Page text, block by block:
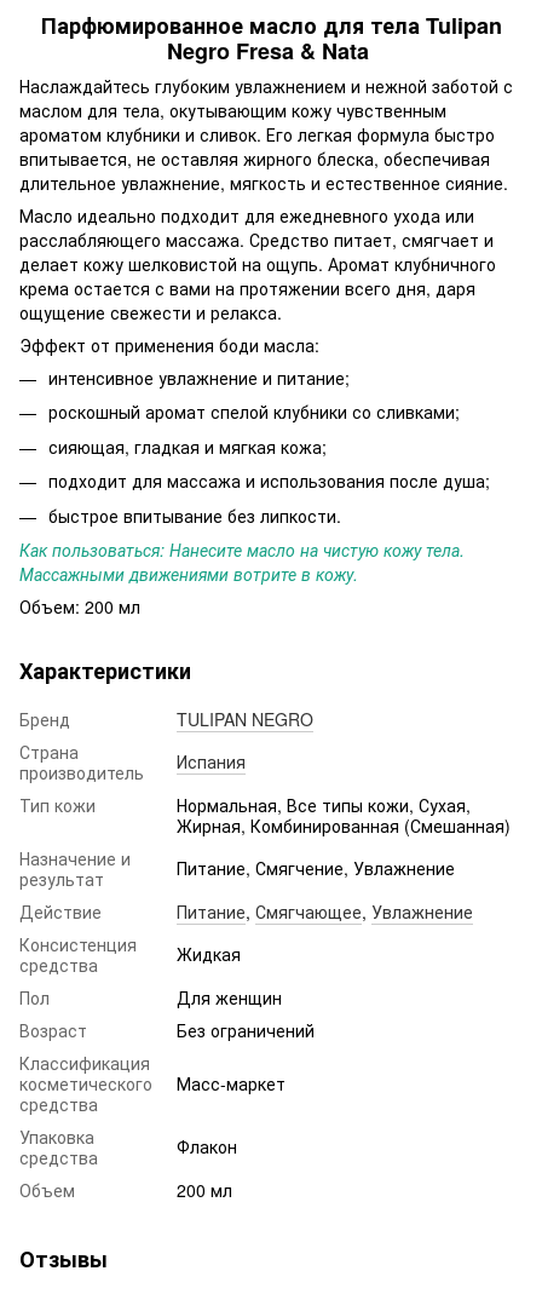
Парфюмированное масло для тела Tulipan
Negro Fresa & Nata
Наслаждайтесь глубоким увлажнением и нежной заботой с
маслом для тела, окутывающим кожу чувственным
ароматом клубники и сливок. Его легкая формула быстро
впитывается, не оставляя жирного блеска, обеспечивая
длительное увлажнение, мягкость и естественное сияние.
Масло идеально подходит для ежедневного ухода или
расслабляющего массажа. Средство питает, смягчает и
делает кожу шелковистой на ощупь. Аромат клубничного
крема остается с вами на протяжении всего дня, даря
ощущение свежести и релакса.
Эффект от применения боди масла:
интенсивное увлажнение и питание;
роскошный аромат спелой клубники со сливками;
сияющая, гладкая и мягкая кожа;
подходит для массажа и использования после душа;
быстрое впитывание без липкости.
Как пользоваться: Нанесите масло на чистую кожу тела.
Массажными движениями вотрите в кожу.
Объем: 200 мл
Характеристики
Бренд
TULIPAN NEGRO
Страна
производитель
Испания
Тип кожи
Нормальная, Все типы кожи, Сухая,
Жирная, Комбинированная (Смешанная)
Назначение и
результат
Питание, Смягчение, Увлажнение
Действие
Питание, Смягчающее, Увлажнение
Консистенция
средства
Жидкая
Пол
Для женщин
Возраст
Без ограничений
Классификация
косметического
средства
Масс-маркет
Упаковка
средства
Флакон
Объем
200 мл
Отзывы